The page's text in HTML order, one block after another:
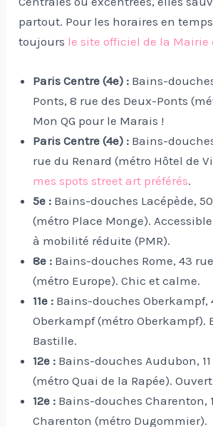
partout. Pour les horaires en
toujours le site officiel de la Mairie
Paris Centre (4e) : Bains-
Ponts, 8 rue des Deux-Ponts
Mon QG pour le Marais !
Paris Centre (4e) : Bains-
rue du Renard (métro Hôtel de
mes spots street art préférés.
5e : Bains-douches Lacépède,
(métro Place Monge).
à mobilité réduite (PMR).
8e : Bains-douches Rome, 43
(métro Europe). Chic et calme.
11e : Bains-douches Oberkampf,
Oberkampf (métro Oberkampf).
Bastille.
12e : Bains-douches Audubon,
(métro Quai de la Rapée).
12e : Bains-douches Charenton,
Charenton (métro Dugommier).